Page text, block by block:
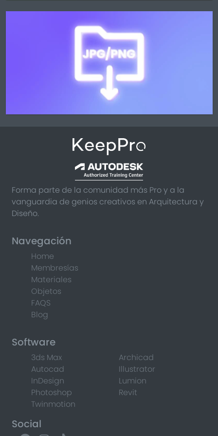
Forma parte de la comunidad más Pro y a la
vanguardia de genios creativos en Arquitectura y
Diseño.
Navegación
Home
Membresías
Materiales
Objetos
FAQS
Blog
Software
3ds Max
Archicad
Autocad
Illustrator
InDesign
Lumion
Photoshop
Revit
Twinmotion
Social